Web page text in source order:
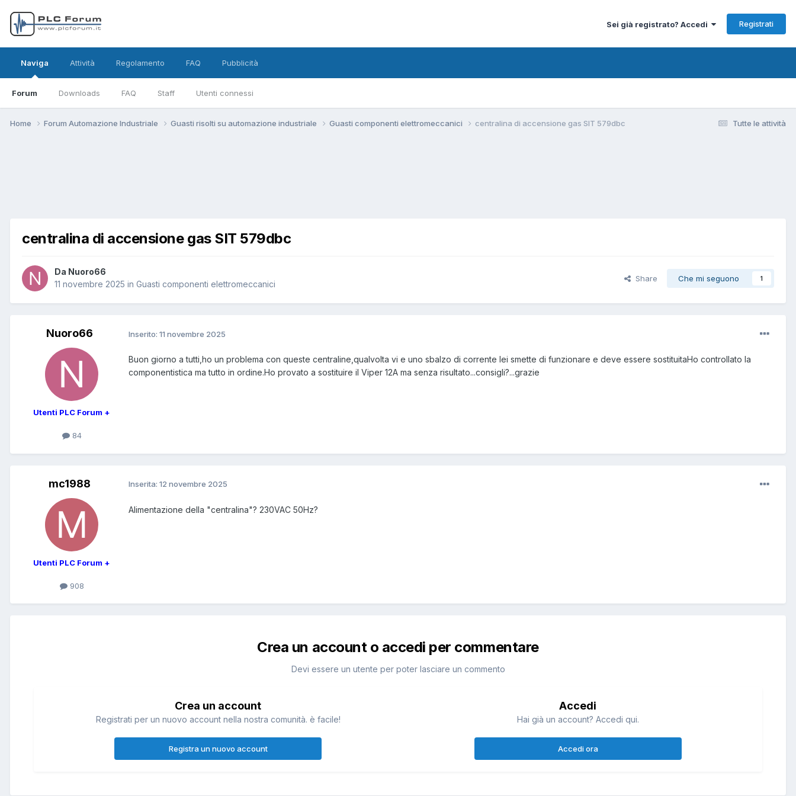
Sei già registrato? Accedi Registrati
Naviga
Forum Downloads FAQ Staff Utenti connessi
Attività Regolamento FAQ Pubblicità
Tutte le attività
Home Forum Automazione Industriale Guasti risolti su automazione industriale Guasti componenti elettromeccanici centralina di accensione gas SIT 579dbc
centralina di accensione gas SIT 579dbc
Da Nuoro66
11 novembre 2025 in Guasti componenti elettromeccanici
Share Che mi seguono 1
Nuoro66
Utenti PLC Forum +
84
Inserito: 11 novembre 2025
Buon giorno a tutti,ho un problema con queste centraline,qualvolta vi e uno sbalzo di corrente lei smette di funzionare e deve essere sostituitaHo controllato la
componentistica ma tutto in ordine.Ho provato a sostituire il Viper 12A ma senza risultato...consigli?...grazie
mc1988
Utenti PLC Forum +
908
Inserita: 12 novembre 2025
Alimentazione della "centralina"? 230VAC 50Hz?
Crea un account o accedi per commentare
Devi essere un utente per poter lasciare un commento
Crea un account
Registrati per un nuovo account nella nostra comunità. è facile!
Registra un nuovo account
Accedi
Hai già un account? Accedi qui.
Accedi ora